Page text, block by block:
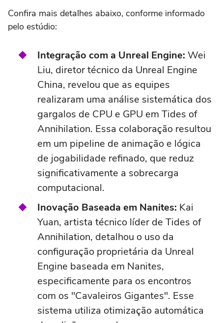
Confira mais detalhes abaixo, conforme informado
pelo estúdio:
Integração com a Unreal Engine: Wei
Liu, diretor técnico da Unreal Engine
China, revelou que as equipes
realizaram uma análise sistemática dos
gargalos de CPU e GPU em Tides of
Annihilation. Essa colaboração resultou
em um pipeline de animação e lógica
de jogabilidade refinado, que reduz
significativamente a sobrecarga
computacional.
Inovação Baseada em Nanites: Kai
Yuan, artista técnico líder de Tides of
Annihilation, detalhou o uso da
configuração proprietária da Unreal
Engine baseada em Nanites,
especificamente para os encontros
com os "Cavaleiros Gigantes". Esse
sistema utiliza otimização automática